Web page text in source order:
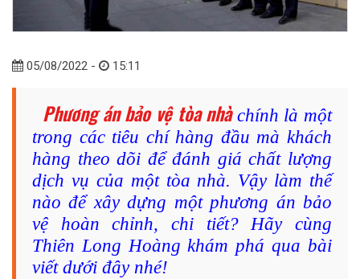
05/08/2022 - 15:11
Phương án bảo vệ tòa nhà chính là một
trong các tiêu chí hàng đầu mà khách
hàng theo dõi để đánh giá chất lượng
dịch vụ của một tòa nhà. Vậy làm thế
nào để xây dựng một phương án bảo
vệ hoàn chỉnh, chi tiết? Hãy cùng
Thiên Long Hoàng khám phá qua bài
viết dưới đây nhé!